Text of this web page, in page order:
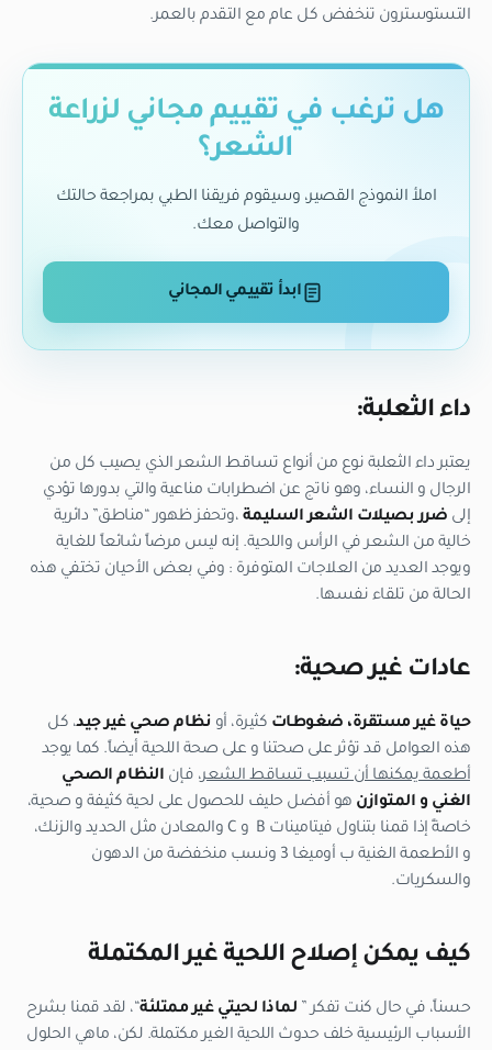
التستوسترون تنخفض كل عام مع التقدم بالعمر.
هل ترغب في تقييم مجاني لزراعة
الشعر؟
املأ النموذج القصير، وسيقوم فريقنا الطبي بمراجعة حالتك
والتواصل معك.
ابدأ تقييمي المجاني
داء الثعلبة:
يعتبر داء الثعلبة نوع من أنواع تساقط الشعر الذي يصيب كل من
الرجال و النساء، وهو ناتج عن اضطرابات مناعية والتي بدورها تؤدي
إلى ضرر بصيلات الشعر السليمة ،وتحفز ظهور “مناطق” دائرية
خالية من الشعر في الرأس واللحية. إنه ليس مرضاً شائعاً للغاية
ويوجد العديد من العلاجات المتوفرة : وفي بعض الأحيان تختفي هذه
الحالة من تلقاء نفسها.
عادات غير صحية:
حياة غير مستقرة، ضغوطات كثيرة، أو نظام صحي غير جيد، كل
هذه العوامل قد تؤثر على صحتنا و على صحة اللحية أيضاً. كما يوجد
أطعمة يمكنها أن تسبب تساقط الشعر، فإن النظام الصحي
الغني و المتوازن هو أفضل حليف للحصول على لحية كثيفة و صحية،
خاصةً إذا قمنا بتناول فيتامينات B و C والمعادن مثل الحديد والزنك،
و الأطعمة الغنية ب أوميغا 3 ونسب منخفضة من الدهون
والسكريات.
كيف يمكن إصلاح اللحية غير المكتملة
حسناً، في حال كنت تفكر ” لماذا لحيتي غير ممتلئة“، لقد قمنا بشرح
الأسباب الرئيسية خلف حدوث اللحية الغير مكتملة. لكن، ماهي الحلول